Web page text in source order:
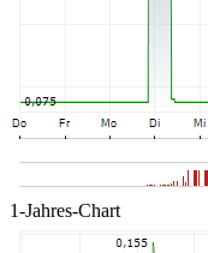
1-Jahres-Chart